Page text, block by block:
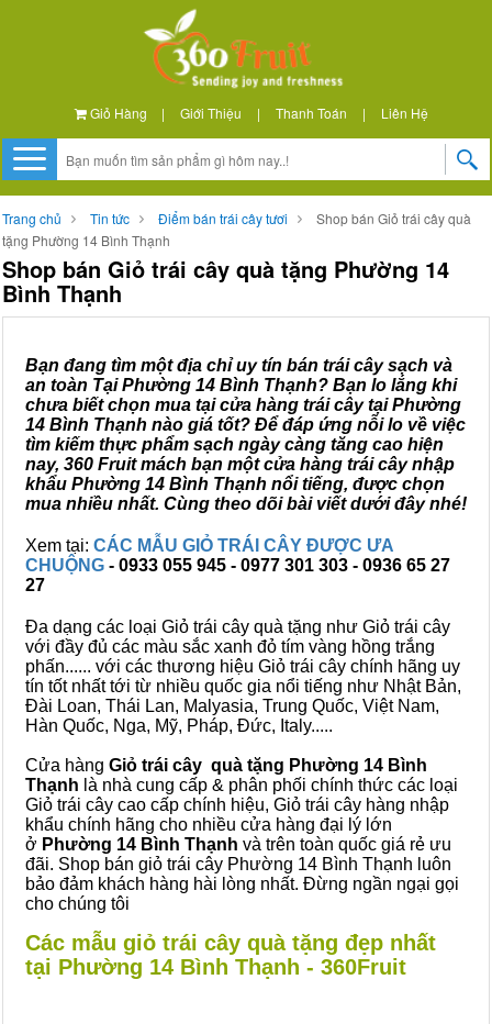
Giỏ Hàng | Giới Thiệu | Thanh Toán | Liên Hệ
Trang chủ Tin tức Điểm bán trái cây tươi
Shop bán Giỏ trái cây quà
tặng Phường 14 Bình Thạnh
Shop bán Giỏ trái cây quà tặng Phường 14
Bình Thạnh
Bạn đang tìm một địa chỉ uy tín bán trái cây sạch và
an toàn Tại Phường 14 Bình Thạnh? Bạn lo lắng khi
chưa biết chọn mua tại cửa hàng trái cây tại Phường
14 Bình Thạnh nào giá tốt? Để đáp ứng nỗi lo về việc
tìm kiếm thực phẩm sạch ngày càng tăng cao hiện
nay, 360 Fruit mách bạn một cửa hàng trái cây nhập
khẩu Phường 14 Bình Thạnh nổi tiếng, được chọn
mua nhiều nhất. Cùng theo dõi bài viết dưới đây nhé!
Xem tại: CÁC MẪU GIỎ TRÁI CÂY ĐƯỢC ƯA
CHUỘNG - 0933 055 945 - 0977 301 303 - 0936 65 27
27
Đa dạng các loại Giỏ trái cây quà tặng như Giỏ trái cây
với đầy đủ các màu sắc xanh đỏ tím vàng hồng trắng
phấn...... với các thương hiệu Giỏ trái cây chính hãng uy
tín tốt nhất tới từ nhiều quốc gia nổi tiếng như Nhật Bản,
Đài Loan, Thái Lan, Malyasia, Trung Quốc, Việt Nam,
Hàn Quốc, Nga, Mỹ, Pháp, Đức, Italy.....
Cửa hàng Giỏ trái cây quà tặng Phường 14 Bình
Thạnh là nhà cung cấp & phân phối chính thức các loại
Giỏ trái cây cao cấp chính hiệu, Giỏ trái cây hàng nhập
khẩu chính hãng cho nhiều cửa hàng đại lý lớn
ở Phường 14 Bình Thạnh và trên toàn quốc giá rẻ ưu
đãi. Shop bán giỏ trái cây Phường 14 Bình Thạnh luôn
bảo đảm khách hàng hài lòng nhất. Đừng ngần ngại gọi
cho chúng tôi
Các mẫu giỏ trái cây quà tặng đẹp nhất
tại Phường 14 Bình Thạnh - 360Fruit